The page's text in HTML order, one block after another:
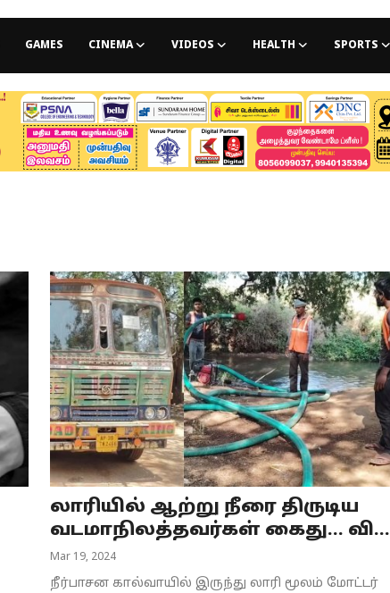
GAMES CINEMA VIDEOS HEALTH SPORTS
லாரியில் ஆற்று நீரை திருடிய
வடமாநிலத்தவர்கள் கைது... வி...
Mar 19, 2024
நீர்பாசன கால்வாயில் இருந்து லாரி மூலம் மோட்டர்